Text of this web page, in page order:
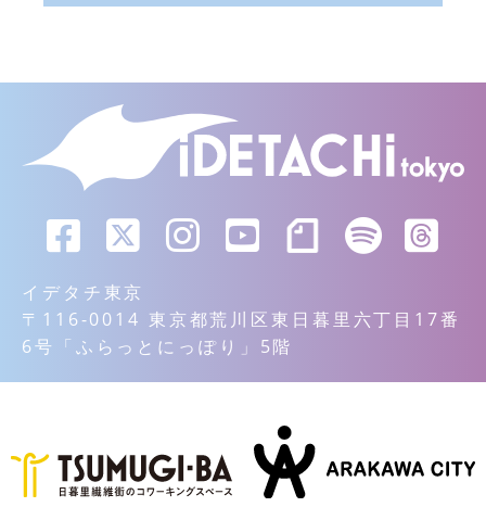
イデタチ東京
〒116-0014 東京都荒川区東日暮里六丁目17番
6号「ふらっとにっぽり」5階